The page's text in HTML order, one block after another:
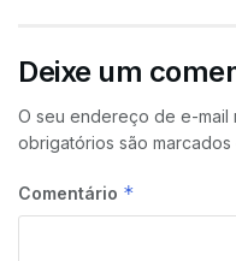
Deixe um
O seu endereço de e-mail
obrigatórios são marcados
Comentário *